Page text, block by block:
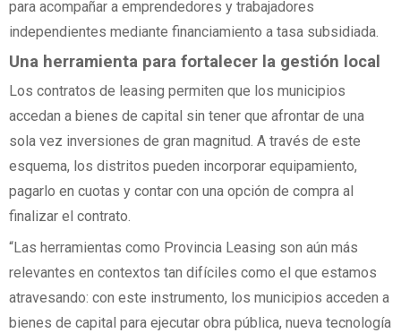
para acompañar a emprendedores y trabajadores
independientes mediante financiamiento a tasa subsidiada.
Una herramienta para fortalecer la gestión local
Los contratos de leasing permiten que los municipios
accedan a bienes de capital sin tener que afrontar de una
sola vez inversiones de gran magnitud. A través de este
esquema, los distritos pueden incorporar equipamiento,
pagarlo en cuotas y contar con una opción de compra al
finalizar el contrato.
“Las herramientas como Provincia Leasing son aún más
relevantes en contextos tan difíciles como el que estamos
atravesando: con este instrumento, los municipios acceden a
bienes de capital para ejecutar obra pública, nueva tecnología